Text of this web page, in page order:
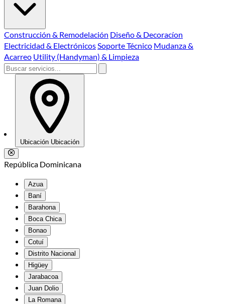
Construcción & Remodelación Diseño & Decoracíon
Electricidad & ElectrónicosSoporte Técnico Mudanza &
Acarreo Utility (Handyman) & Limpieza
Ubicación Ubicación
República Dominicana
Azua
Baní
Barahona
Boca Chica
Bonao
Cotuí
Distrito Nacional
Higüey
Jarabacoa
Juan Dolio
La Romana